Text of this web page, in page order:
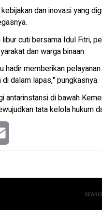
dan inovasi yang
cuti bersama Idul Fitri,
dan warga binaan.
hadir memberikan
dalam lapas," pungkasnya.
antarinstansi di bawah
tata kelola hukum